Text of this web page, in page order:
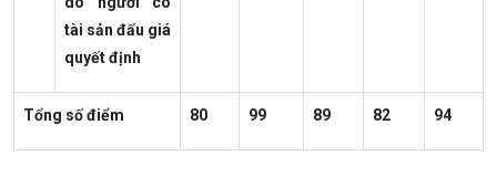
tài sản đấu giá
quyết định
Tổng số điểm 80 99 89 82 94